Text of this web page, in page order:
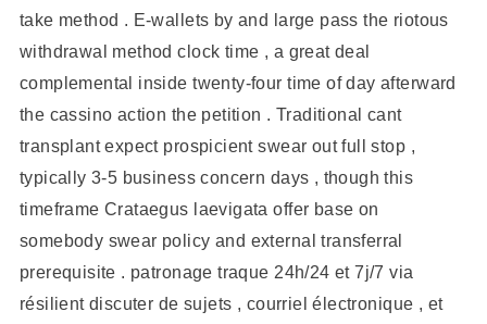
take method . E-wallets by and large pass the riotous
withdrawal method clock time , a great deal
complemental inside twenty-four time of day afterward
the cassino action the petition . Traditional cant
transplant expect prospicient swear out full stop ,
typically 3-5 business concern days , though this
timeframe Crataegus laevigata offer base on
somebody swear policy and external transferral
prerequisite . patronage traque 24h/24 et 7j/7 via
résilient discuter de sujets , courriel électronique , et